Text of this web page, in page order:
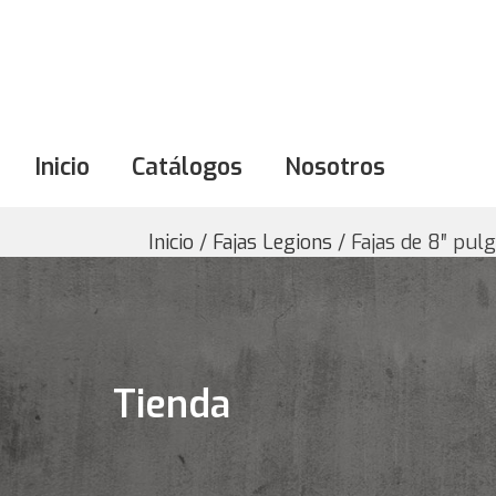
Inicio Catálogos Nosotros
Inicio / Fajas Legions / Fajas de 8″
Tienda